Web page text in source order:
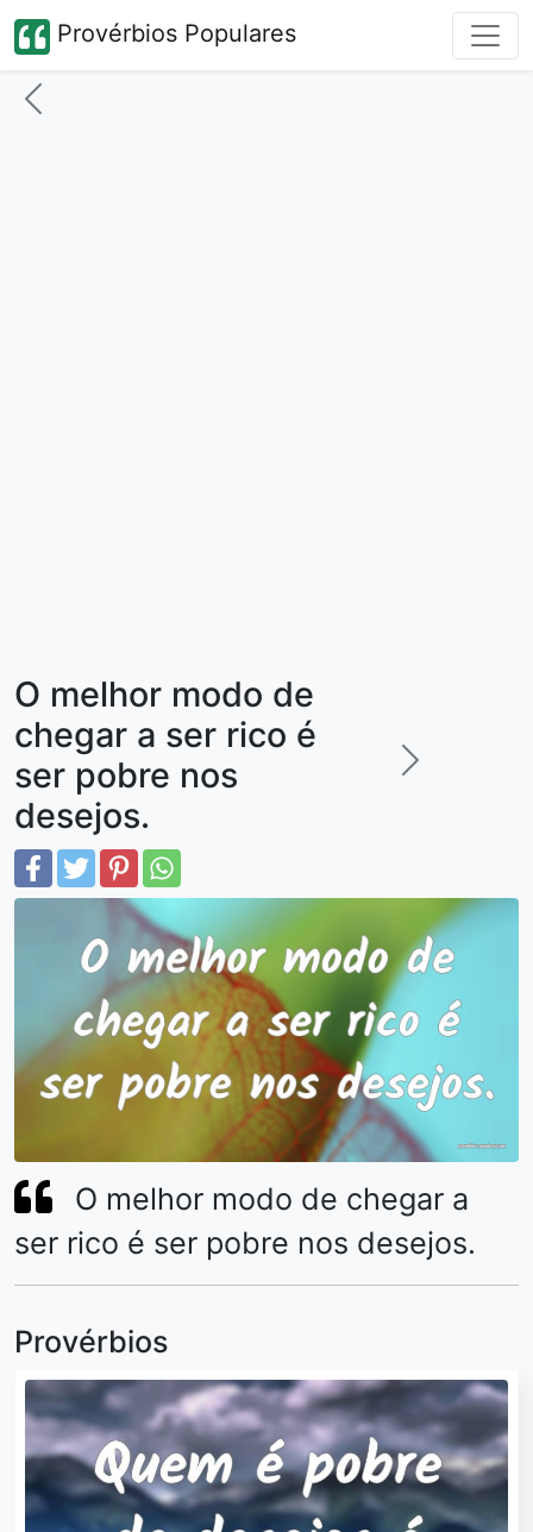
Provérbios Populares
O melhor modo de
chegar a ser rico é
ser pobre nos
desejos.
O melhor modo de chegar a
ser rico é ser pobre nos desejos.
Provérbios